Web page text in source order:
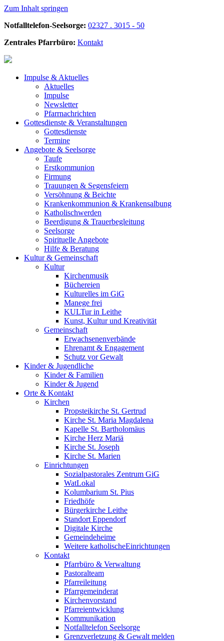
Zum Inhalt springen
Notfalltelefon-Seelsorge: 02327 . 3015 - 50
Zentrales Pfarrbüro: Kontakt
Impulse & Aktuelles
Aktuelles
Impulse
Newsletter
Pfarrnachrichten
Gottesdienste & Veranstaltungen
Gottesdienste
Termine
Angebote & Seelsorge
Taufe
Erstkommunion
Firmung
Trauungen & Segensfeiern
Versöhnung & Beichte
Krankenkommunion & Krankensalbung
Katholischwerden
Beerdigung & Trauerbegleitung
Seelsorge
Spirituelle Angebote
Hilfe & Beratung
Kultur & Gemeinschaft
Kultur
Kirchenmusik
Büchereien
Kulturelles im GiG
Manege frei
KULTur in Leithe
Kunst, Kultur und Kreativität
Gemeinschaft
Erwachsenenverbände
Ehrenamt & Engagement
Schutz vor Gewalt
Kinder & Jugendliche
Kinder & Familien
Kinder & Jugend
Orte & Kontakt
Kirchen
Propsteikirche St. Gertrud
Kirche St. Maria Magdalena
Kapelle St. Bartholomäus
Kirche Herz Mariä
Kirche St. Joseph
Kirche St. Marien
Einrichtungen
Sozialpastorales Zentrum GiG
WatLokal
Kolumbarium St. Pius
Friedhöfe
Bürgerkirche Leithe
Standort Eppendorf
Digitale Kirche
Gemeindeheime
Weitere katholische­­Einrichtungen
Kontakt
Pfarrbüro & Verwaltung
Pastoralteam
Pfarreileitung
Pfarrgemeinderat
Kirchenvorstand
Pfarreientwicklung
Kommunikation
Notfalltelefon Seelsorge
Grenzverletzung & Gewalt melden